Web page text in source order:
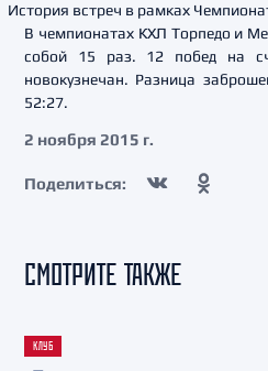
История встреч в рамках
В чемпионатах КХЛ Торпедо и
собой 15 раз. 12 побед на
новокузнечан. Разница
52:27.
2 ноября 2015 г.
Поделиться:
СМОТРИТЕ ТАКЖЕ
КЛУБ